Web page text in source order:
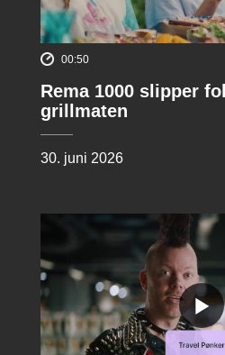
00:50
Rema 1000 slipper
grillmaten
30. juni 2026